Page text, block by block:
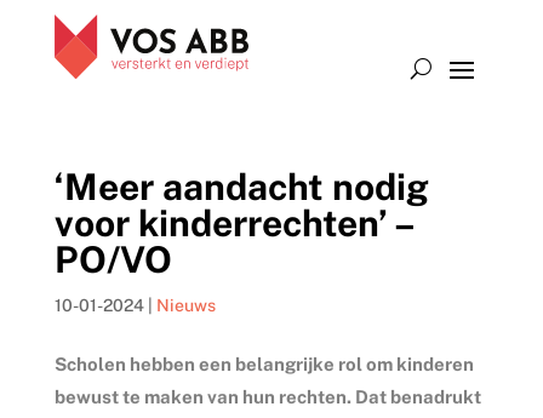
‘Meer aandacht nodig
voor kinderrechten’ –
PO/VO
10-01-2024| Nieuws
Scholen hebben een belangrijke rol om kinderen
bewust te maken van hun rechten. Dat benadrukt